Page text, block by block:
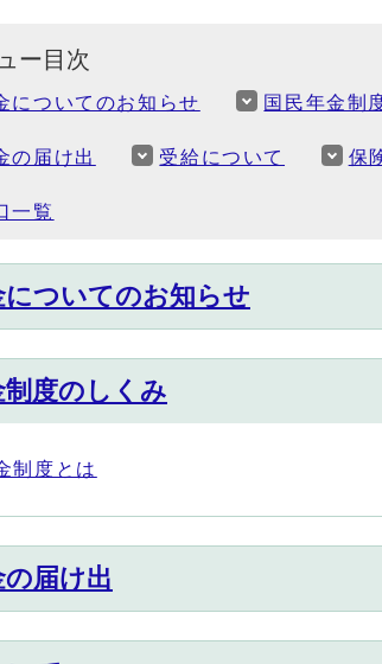
ー目次
についてのお知らせ 国民年金制
の届け出 受給について 保
一覧
についてのお知らせ
制度のしくみ
制度とは
の届け出